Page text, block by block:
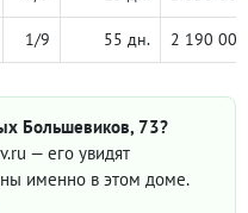
1/9 55 дн. 2 190 000
Большевиков, 73?
— его увидят
именно в этом доме.